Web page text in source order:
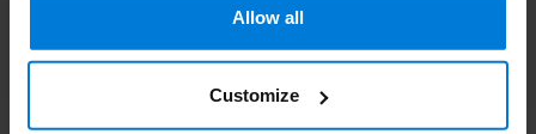
Allow all
Customize